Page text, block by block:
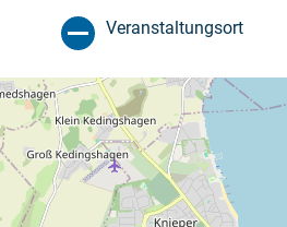
Veranstaltungsort